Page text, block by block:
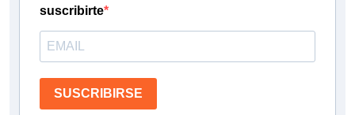
suscribirte
SUSCRIBIRSE